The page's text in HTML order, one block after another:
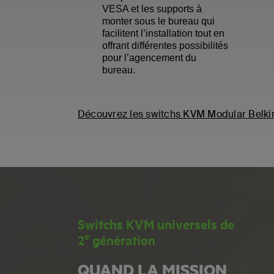
VESA et les supports à
monter sous le bureau qui
facilitent l’installation tout en
offrant différentes possibilités
pour l’agencement du
bureau.
Découvrez les switchs KVM Modular
Switchs KVM universels de
2egénération
QUAND LA MISSION